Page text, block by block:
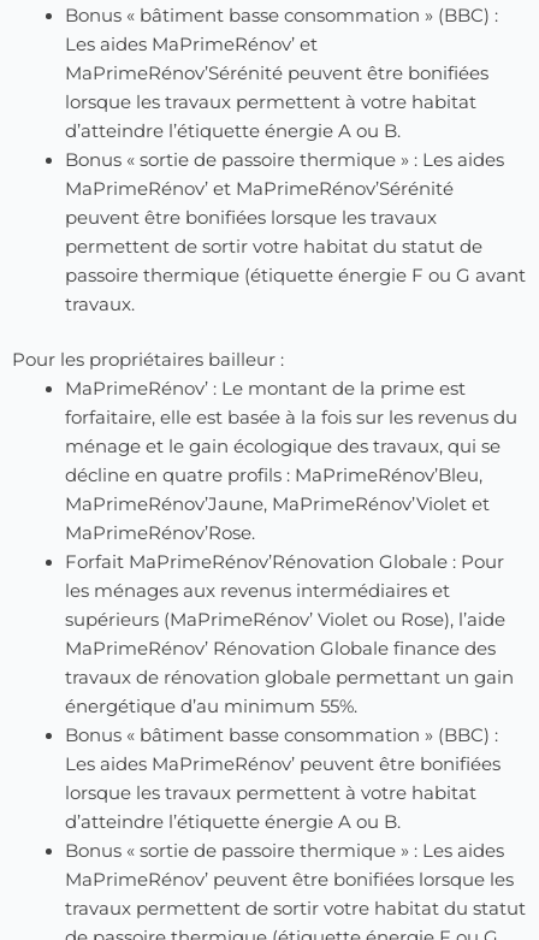
Bonus « bâtiment basse consommation » (BBC) :
Les aides MaPrimeRénov’ et
MaPrimeRénov’Sérénité peuvent être bonifiées
lorsque les travaux permettent à votre habitat
d’atteindre l’étiquette énergie A ou B.
Bonus « sortie de passoire thermique » : Les aides
MaPrimeRénov’ et MaPrimeRénov’Sérénité
peuvent être bonifiées lorsque les travaux
permettent de sortir votre habitat du statut de
passoire thermique (étiquette énergie F ou G avant
travaux.
Pour les propriétaires bailleur :
MaPrimeRénov’ : Le montant de la prime est
forfaitaire, elle est basée à la fois sur les revenus du
ménage et le gain écologique des travaux, qui se
décline en quatre profils : MaPrimeRénov’Bleu,
MaPrimeRénov’Jaune, MaPrimeRénov’Violet et
MaPrimeRénov’Rose.
Forfait MaPrimeRénov’Rénovation Globale : Pour
les ménages aux revenus intermédiaires et
supérieurs (MaPrimeRénov’ Violet ou Rose), l’aide
MaPrimeRénov’ Rénovation Globale finance des
travaux de rénovation globale permettant un gain
énergétique d’au minimum 55%.
Bonus « bâtiment basse consommation » (BBC) :
Les aides MaPrimeRénov’ peuvent être bonifiées
lorsque les travaux permettent à votre habitat
d’atteindre l’étiquette énergie A ou B.
Bonus « sortie de passoire thermique » : Les aides
MaPrimeRénov’ peuvent être bonifiées lorsque les
travaux permettent de sortir votre habitat du statut